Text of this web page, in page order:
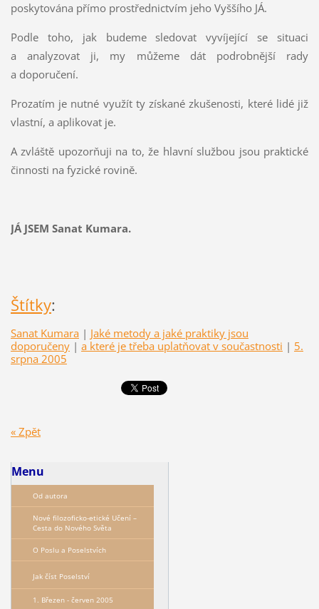
poskytována přímo prostřednictvím jeho Vyššího JÁ.
Podle toho, jak budeme sledovat vyvíjející se situaci
a analyzovat ji, my můžeme dát podrobnější rady
a doporučení.
Prozatím je nutné využít ty získané zkušenosti, které lidé již
vlastní, a aplikovat je.
A zvláště upozorňuji na to, že hlavní službou jsou praktické
činnosti na fyzické rovině.
JÁ JSEM Sanat Kumara.
Štítky:
Sanat Kumara | Jaké metody a jaké praktiky jsou
doporučeny | a které je třeba uplatňovat v součastnosti | 5.
srpna 2005
« Zpět
Menu
Od autora
Nové filozoficko-etické Učení –
Сesta do Nového Světa
O Poslu a Poselstvích
Jak číst Poselství
1. Březen - červen 2005